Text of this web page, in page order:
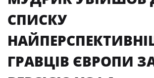
СПИСКУ
ГРАВЦІВ ЄВРОПИ